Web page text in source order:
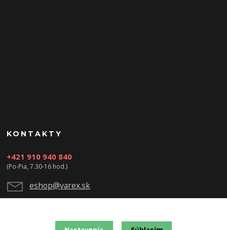
KONTAKTY
+421 910 940 840
(Po-Pia, 7.30-16 hod.)
eshop@varex.sk